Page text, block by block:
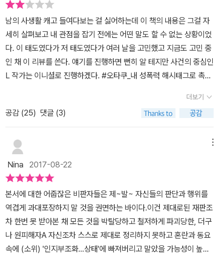
기 위함이 아니다. 그 사건은 너무나 빠른 속도로 우리 눈앞을 스쳐 갔
기에 이제는 다 끝난 것처럼 보이지만, 사실 아무것도 설명하지 못한
채 그저 잊혔을 뿐이다. 그렇다면 여기에 어떻게 대응해야 할까. 필자
들은 이 책을 통해 이자혜를 가해자라고 호명하고 그녀의 작품을 가
해자의 폭력 재현으로 단정 지었을 때 우리가 무엇을 놓치고 있는지
우선 연구자 이진실은 「페미니즘이 해시태그를 만났을 때」에서 해시
력사태에서 이 자기결정에 대한 무수한 스펙트럼을 괄호 치는 단순화
된 프레임은 다시 피해자의 자학(58~59쪽)”을 낳기 때문이다. 특히
해시태그 운동이 생물학적 여성과 남성이라는 이분법에 매몰된 채 저
항의 사유인 페미니즘을 또 다른 억압의 정치로 만드는 것은 아닌지
의문을 던진다. 필자는 문화계 곳곳에서 여성들이 스스로 연대하기
시작한 점을 긍정적으로 평가하면서도, 피해자-우리 대 가해자-괴물
이라는 적대의 선이 놓치고 있는 것은 없는지를 진지하게 고민한다.
미학자 양효실은 「이 여자들을 보라: 애드리언 리치의 「강간」과 비르
남의 사생활 캐고 들여다보는 걸 싫어하는데 이 책의 내용은 그걸 자
세히 살펴보고 내 관점을 잡기 전에는 어떤 말도 할 수 없는 상황이었
다. 이 태도였다가 저 태도였다가 여러 날을 고민했고 지금도 고민 중
인 채 이 리뷰를 쓴다. 얘기를 진행하면 뻔히 알 테지만 사건의 중심인
L 작가는 이니셜로 진행하겠다. #오타쿠_내 성폭력 해시태그로 촉발
문제를 토론한 모임에서 나왔다. 9 패널의 글이 실려 있고 L 작가도
모임에 동참했으나 그 목소리는 담겨 있지 않다. 이 책에서 가장 불
만스러운 건 패널의 상당수가 객관성, 윤리성, 중립성을 내세우면서
이 폭로전의 진위에는 관심이 없다고 말하며 멀찍이 떨어진 채 논의
를 진행하고 있다는 점이다. 재판 공방 중인 사건이라 어쩔 수 없는 것
도 있지만 대부분의 글이 ‘피해자 중심주의, 2차 가해 방지, 정치적 올
바름을 추구하는 네티즌’의 잘못됨과 한계를 문제의 핵심으로 지적하
고 있다. 당신들의 프레임과 태도가 역으로 정치적 올바름을 표방한
다는 진보적·페미니즘적 계몽주의로 비칠 거라는 건 모르시는지. L
작가가 자초한 자가당착처럼. 문제의 발단을 깊게 짚어보지 않고 방
향을 제대로 바꿀 수 있을 거라 생각한다면 순진한 것 아닌가. 적어도
이 사건에서는 단순한 도덕 윤리론에 기인한 무지한 집단 폭력이라는
더보기
공감 (25) 댓글 (3)
Nina 2017-08-22
본서에 대한 어줍잖은 비판자들은 제~발~ 자신들의 판단과 행위를
역겹게 과대포장하지 말 것을 권면하는 바이다.이건 제대로된 재판조
차 한번 못 받아본 채 모든 것을 박탈당하고 철저하게 파괴당한, 더구
나 원피해자A 자신조차 스스로 제대로 정리하지 못하고 혼란과 동요
속에 (소위) '인지부조화...상태'에 빠져버리고 말았을 가능성이 높은